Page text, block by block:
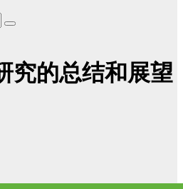
究的总结和展望